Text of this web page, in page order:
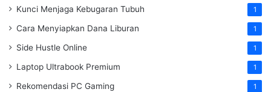
Kunci Menjaga Kebugaran Tubuh 1
Cara Menyiapkan Dana Liburan 1
Side Hustle Online 1
Laptop Ultrabook Premium 1
Rekomendasi PC Gaming 1